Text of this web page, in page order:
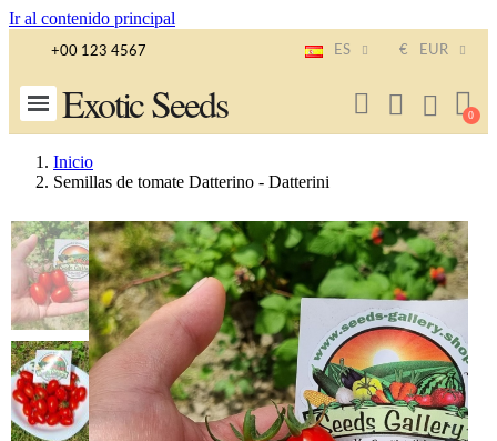
Ir al contenido principal
+00 123 4567 ES € EUR
Exotic Seeds
Inicio
Semillas de tomate Datterino - Datterini